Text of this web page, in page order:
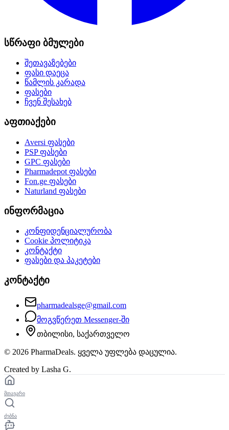
სწრაფი ბმულები
შეთავაზებები
ფასი დაეცა
წამლის კარადა
ფასები
ჩვენ შესახებ
აფთიაქები
Aversi ფასები
PSPფასები
GPC ფასები
Pharmadepot ფასები
Fon.ge ფასები
Naturland ფასები
ინფორმაცია
კონფიდენციალურობა
Cookie პოლიტიკა
კონტაქტი
ფასები და პაკეტები
კონტაქტი
pharmadealsge@gmail.com
მოგვწერეთ Messenger-ში
თბილისი, საქართველო
© 2026 PharmaDeals. ყველა უფლება დაცულია.
Created by Lasha G.
მთავარი
ძებნა